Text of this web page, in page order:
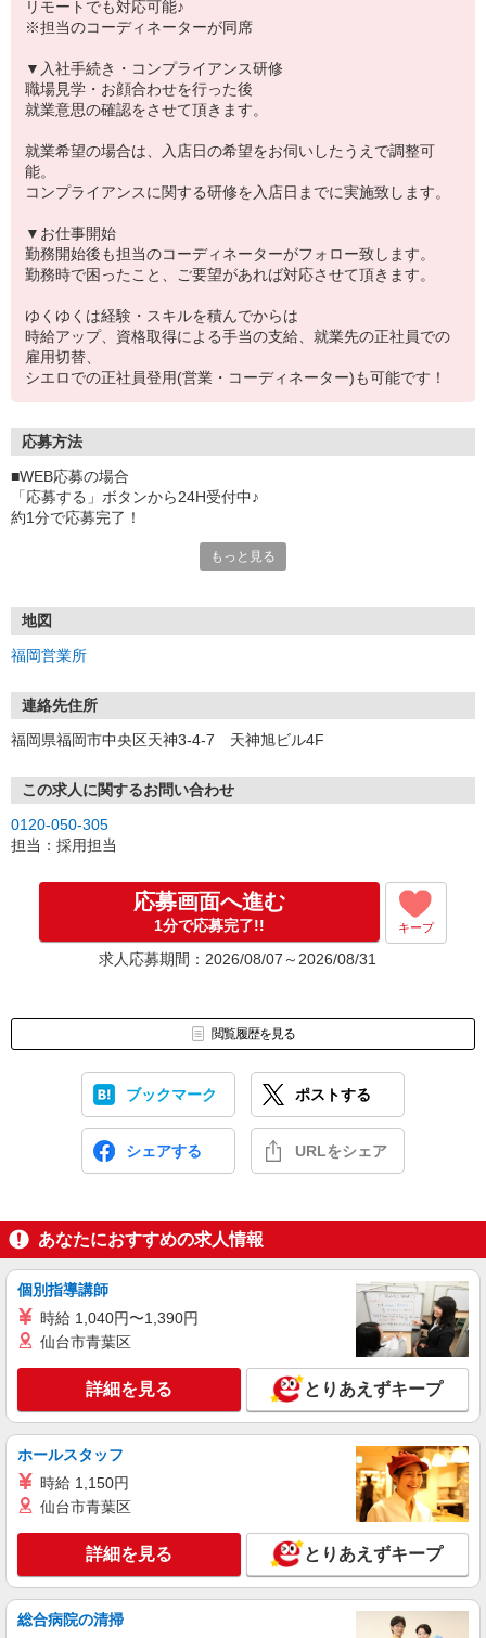
リモートでも対応可能♪
※担当のコーディネーターが同席
▼入社手続き・コンプライアンス研修
職場見学・お顔合わせを行った後
就業意思の確認をさせて頂きます。
就業希望の場合は、入店日の希望をお伺いしたうえで調整可
能。
コンプライアンスに関する研修を入店日までに実施致します。
▼お仕事開始
勤務開始後も担当のコーディネーターがフォロー致します。
勤務時で困ったこと、ご要望があれば対応させて頂きます。
ゆくゆくは経験・スキルを積んでからは
時給アップ、資格取得による手当の支給、就業先の正社員での
雇用切替、
シエロでの正社員登用(営業・コーディネーター)も可能です！
応募方法
■WEB応募の場合
「応募する」ボタンから24H受付中♪
約1分で応募完了！
①応募から3営業日を目安に、メールorお電話でご連絡します。
★スマホでWEB面接（LINEなど）・出張面接・事務所面接と選べま
す
③面接実施（履歴書不要）
※ご希望があれば、職場見学の調整もOKです！
お気軽にご応募ください♪
もっと見る
地図
福岡営業所
連絡先住所
福岡県福岡市中央区天神3-4-7 天神旭ビル4F
この求人に関するお問い合わせ
0120-050-305
担当：採用担当
応募画面へ進む
1分で応募完了!! キープ
求人応募期間：2026/08/07～2026/08/31
閲覧履歴を見る
ブックマーク ポストする
シェアする URLをシェア
あなたにおすすめの求人情報
個別指導講師
時給 1,040円〜1,390円
仙台市青葉区
詳細を見る とりあえずキープ
ホールスタッフ
時給 1,150円
仙台市青葉区
詳細を見る とりあえずキープ
総合病院の清掃